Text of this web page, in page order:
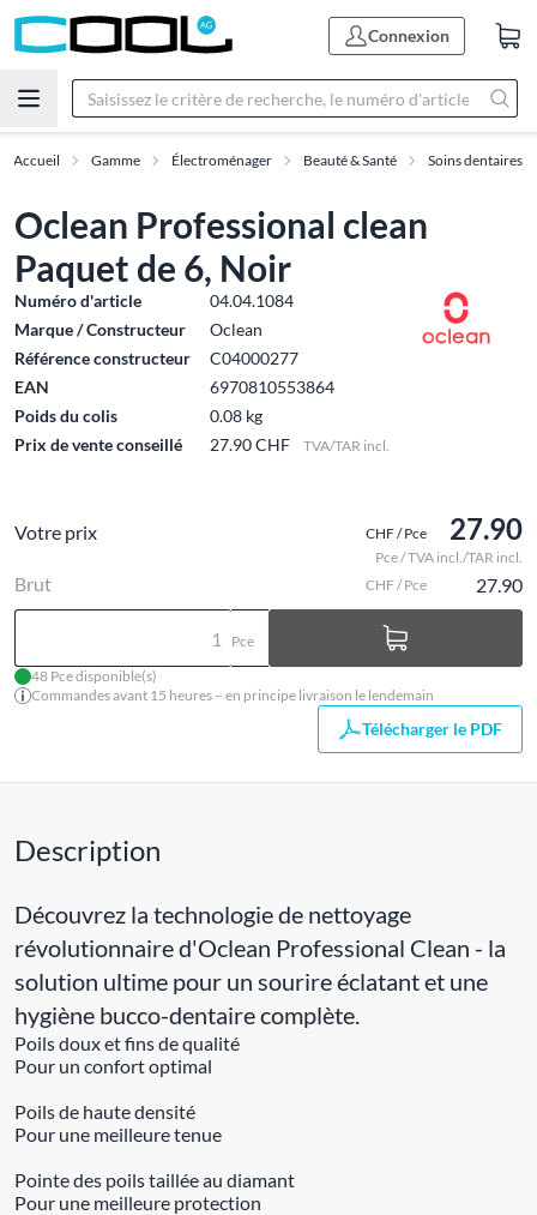
Connexion
Accueil Gamme Électroménager Beauté & Santé Soins dentaires
Oclean Professional clean
Paquet de 6, Noir
Numéro d'article
04.04.1084
Marque / Constructeur
Oclean
Référence constructeur
C04000277
EAN
6970810553864
Poids du colis
0.08 kg
Prix de vente conseillé
27.90 CHF TVA/TAR incl.
Votre prix CHF / Pce 27.90
Pce / TVA incl./TAR incl.
Brut CHF / Pce 27.90
Pce
48 Pce disponible(s)
Commandes avant 15 heures – en principe livraison le lendemain
Télécharger le PDF
Description
Découvrez la technologie de nettoyage
révolutionnaire d'Oclean Professional Clean - la
solution ultime pour un sourire éclatant et une
hygiène bucco-dentaire complète.
Poils doux et fins de qualité
Pour un confort optimal
Poils de haute densité
Pour une meilleure tenue
Pointe des poils taillée au diamant
Pour une meilleure protection